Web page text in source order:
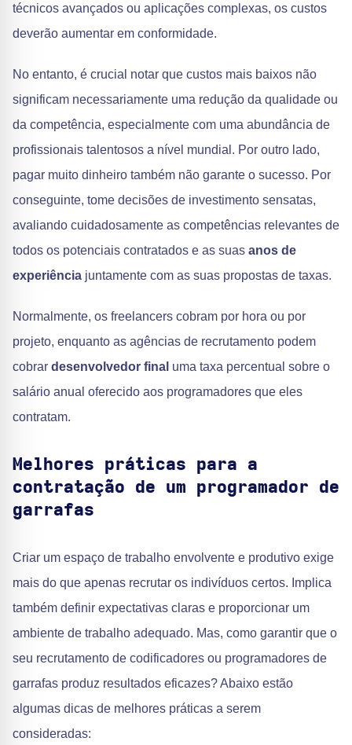
técnicos avançados ou aplicações complexas, os custos
deverão aumentar em conformidade.
No entanto, é crucial notar que custos mais baixos não
significam necessariamente uma redução da qualidade ou
da competência, especialmente com uma abundância de
profissionais talentosos a nível mundial. Por outro lado,
pagar muito dinheiro também não garante o sucesso. Por
conseguinte, tome decisões de investimento sensatas,
avaliando cuidadosamente as competências relevantes de
todos os potenciais contratados e as suas anos de
experiência juntamente com as suas propostas de taxas.
Normalmente, os freelancers cobram por hora ou por
projeto, enquanto as agências de recrutamento podem
cobrar desenvolvedor final uma taxa percentual sobre o
salário anual oferecido aos programadores que eles
contratam.
Melhores práticas para a
contratação de um programador de
garrafas
Criar um espaço de trabalho envolvente e produtivo exige
mais do que apenas recrutar os indivíduos certos. Implica
também definir expectativas claras e proporcionar um
ambiente de trabalho adequado. Mas, como garantir que o
seu recrutamento de codificadores ou programadores de
garrafas produz resultados eficazes? Abaixo estão
algumas dicas de melhores práticas a serem
consideradas: